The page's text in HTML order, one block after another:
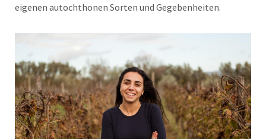
eigenen autochthonen Sorten und Gegebenheiten.